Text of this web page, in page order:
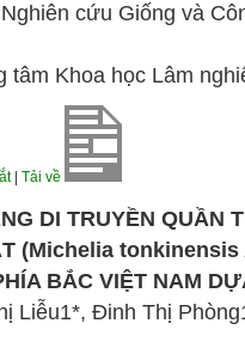
cứu Giống và
tâm Khoa học Lâm
| Tải về
DI TRUYỀN QUẦN
(Michelia tonkinensis
BẮC VIỆT NAM
Liễu1*, Đinh Thị